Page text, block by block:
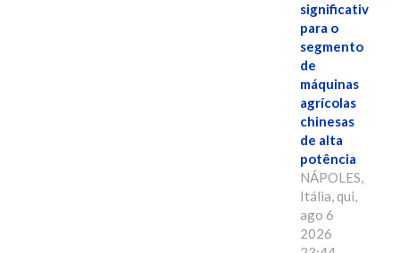
significativo
para o
segmento
de
máquinas
agrícolas
chinesas
de alta
potência
NÁPOLES,
Itália, qui,
ago 6
2026